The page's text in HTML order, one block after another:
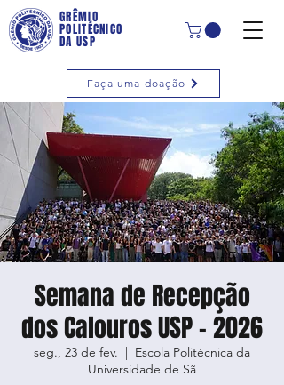
GRÊMIO
POLITÉCNICO
DA USP
Faça uma doação
Semana de Recepção
dos Calouros USP - 2026
seg., 23 de fev.
  |
Escola Politécnica da
Universidade de Sã